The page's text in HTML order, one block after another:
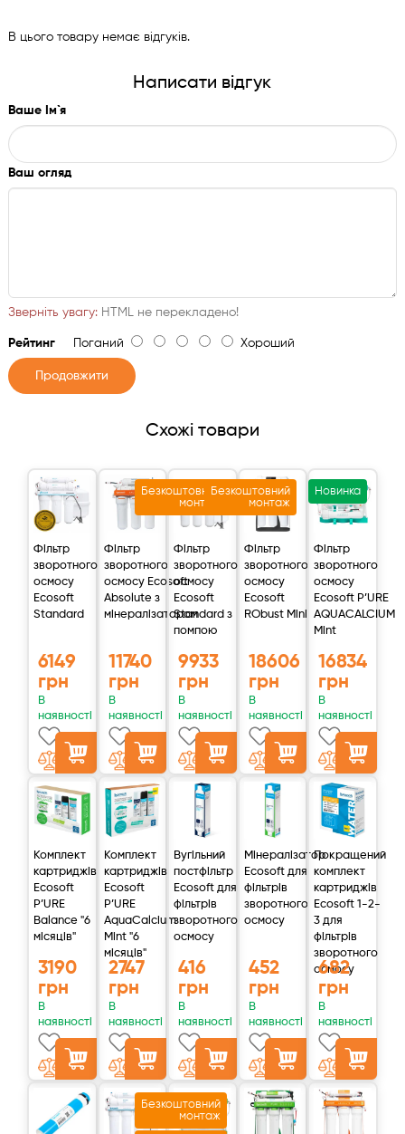
В цього товару немає відгуків.
Написати відгук
Ваше Ім`я
Ваш огляд
Зверніть увагу:HTML не перекладено!
РейтингПоганий Хороший
Продовжити
Схожі товари
Фільтр
зворотного
осмосу
Ecosoft
Standard
6149
грн
В
наявності
Фільтр
зворотного
осмосу Ecosoft
Absolute з
мінералізатором
11740
грн
В
наявності
Безкоштовний
монтаж
Фільтр
зворотного
осмосу
Ecosoft
Standard з
помпою
9933
грн
В
наявності
Безкоштовний
монтаж
Фільтр
зворотного
осмосу
Ecosoft
RObust Mini
18606
грн
В
наявності
Новинка
Фільтр
зворотного
осмосу
Ecosoft P’URE
AQUACALCIUM
Mint
16834
грн
В
наявності
Комплект
картриджів
Ecosoft
P’URE
Balance "6
місяців"
3190
грн
В
наявності
Комплект
картриджів
Ecosoft
P’URE
AquaCalcium
Mint "6
місяців"
2747
грн
В
наявності
Вугільний
постфільтр
Ecosoft для
фільтрів
зворотного
осмосу
416
грн
В
наявності
Мінералізатор
Ecosoft для
фільтрів
зворотного
осмосу
452
грн
В
наявності
Покращений
комплект
картриджів
Ecosoft 1-2-
3 для
фільтрів
зворотного
осмосу
682
грн
В
наявності
Безкоштовний
монтаж